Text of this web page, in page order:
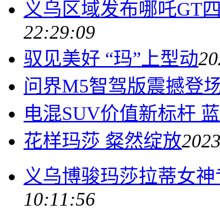
义乌区域发布哪吒GT
22:29:09
驭见美好 “玛”上型动
问界M5智驾版震撼登
电混SUV价值新标杆
花样玛莎 粲然绽放
义乌博骏玛莎拉蒂女
10:11:56